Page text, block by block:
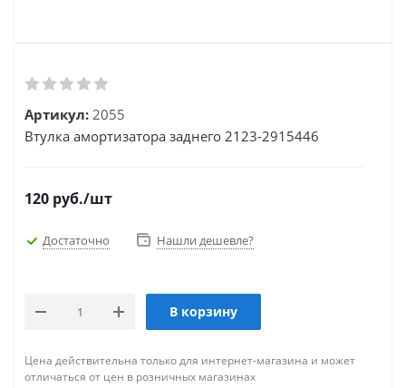
Артикул: 2055
Втулка амортизатора заднего 2123-2915446
120 руб./шт
Достаточно Нашли дешевле?
В корзину
Цена действительна только для интернет-магазина и может
отличаться от цен в розничных магазинах